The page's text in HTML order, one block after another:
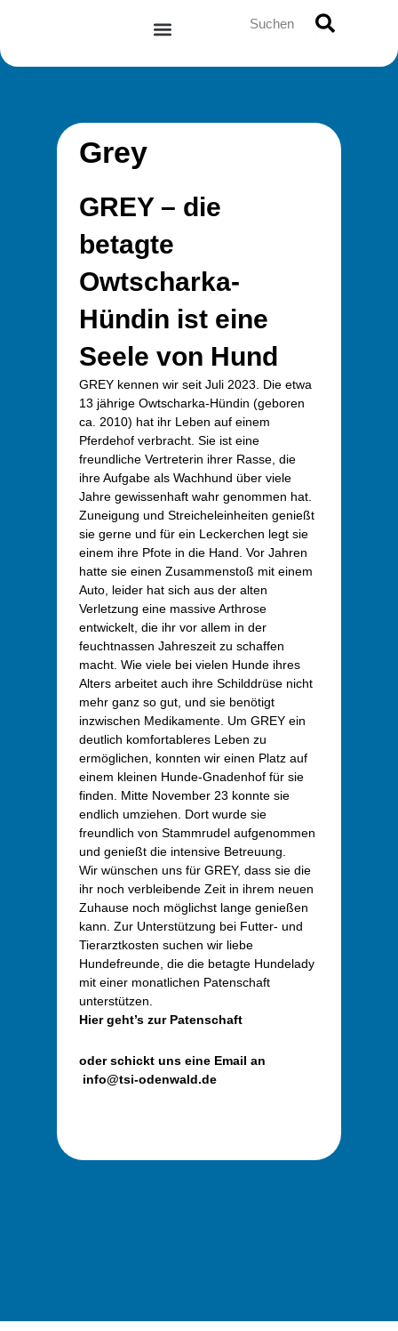
springen
Suche
Grey
GREY – die
betagte
Owtscharka-
Hündin ist eine
Seele von Hund
GREY kennen wir seit Juli 2023. Die etwa
13 jährige Owtscharka-Hündin (geboren
ca. 2010) hat ihr Leben auf einem
Pferdehof verbracht. Sie ist eine
freundliche Vertreterin ihrer Rasse, die
ihre Aufgabe als Wachhund über viele
Jahre gewissenhaft wahr genommen hat.
Zuneigung und Streicheleinheiten genießt
sie gerne und für ein Leckerchen legt sie
einem ihre Pfote in die Hand. Vor Jahren
hatte sie einen Zusammenstoß mit einem
Auto, leider hat sich aus der alten
Verletzung eine massive Arthrose
entwickelt, die ihr vor allem in der
feuchtnassen Jahreszeit zu schaffen
macht. Wie viele bei vielen Hunde ihres
Alters arbeitet auch ihre Schilddrüse nicht
mehr ganz so gut, und sie benötigt
inzwischen Medikamente. Um GREY ein
deutlich komfortableres Leben zu
ermöglichen, konnten wir einen Platz auf
einem kleinen Hunde-Gnadenhof für sie
finden. Mitte November 23 konnte sie
endlich umziehen. Dort wurde sie
freundlich von Stammrudel aufgenommen
und genießt die intensive Betreuung.
Wir wünschen uns für GREY, dass sie die
ihr noch verbleibende Zeit in ihrem neuen
Zuhause noch möglichst lange genießen
kann. Zur Unterstützung bei Futter- und
Tierarztkosten suchen wir liebe
Hundefreunde, die die betagte Hundelady
mit einer monatlichen Patenschaft
unterstützen.
Hier geht’s zur Patenschaft
oder schickt uns eine Email an
info@tsi-odenwald.de